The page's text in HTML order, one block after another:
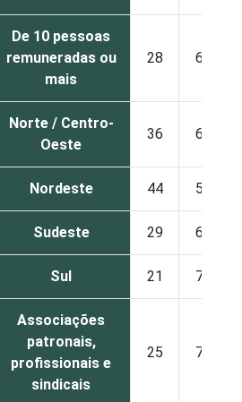
De 10 pessoas
remuneradas ou
mais
28 66
Norte / Centro-
Oeste
36 60
Nordeste 44 50
Sudeste 29 64
Sul 21 73
Associações
patronais,
profissionais e
sindicais
25 70